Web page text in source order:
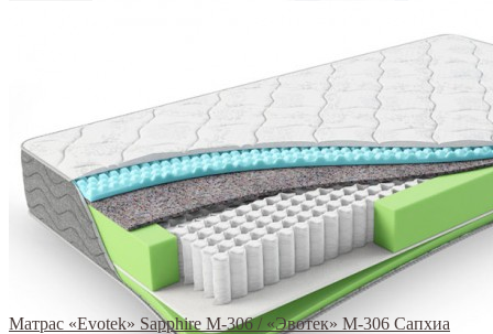
Матрас «Evotek» Sapphire M-306 / «Эвотек» M-306 Сапхиа